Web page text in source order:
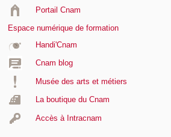
Portail Cnam
Espace numérique de formation
Handi'Cnam
Cnam blog
Musée des arts et métiers
La boutique du Cnam
Accès à Intracnam